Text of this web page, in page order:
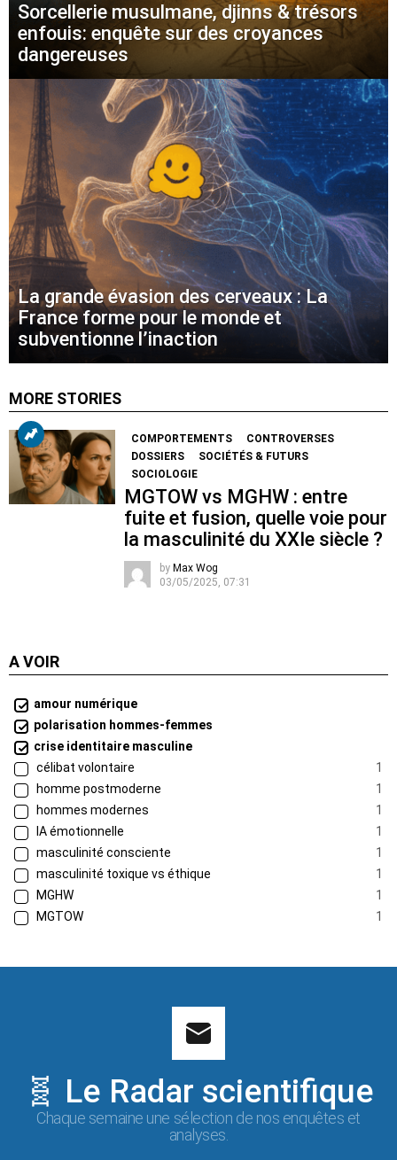
Sorcellerie musulmane, djinns & trésors
enfouis: enquête sur des croyances
dangereuses
La grande évasion des cerveaux : La
France forme pour le monde et
subventionne l’inaction
MORE STORIES
COMPORTEMENTS
CONTROVERSES
DOSSIERS
SOCIÉTÉS & FUTURS
SOCIOLOGIE
MGTOW vs MGHW : entre
fuite et fusion, quelle voie pour
la masculinité du XXIe siècle ?
by Max Wog
03/05/2025, 07:31
A VOIR
amour numérique
polarisation hommes-femmes
crise identitaire masculine
célibat volontaire
1
homme postmoderne
1
hommes modernes
1
IA émotionnelle
1
masculinité consciente
1
masculinité toxique vs éthique
1
MGHW
1
MGTOW
1
🧬 Le Radar scientifique
Chaque semaine une sélection de nos enquêtes et
analyses.